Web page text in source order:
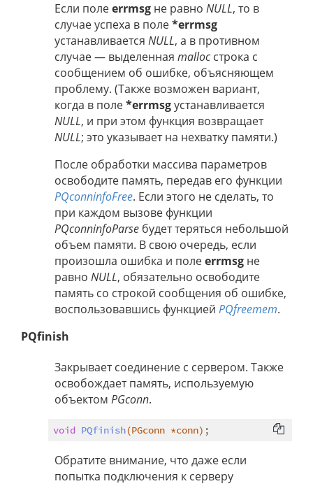
Если полеerrmsg не равно NULL, то в
случае успеха в поле*errmsg
устанавливается NULL, а в противном
случае — выделенная mallocстрока с
сообщением об ошибке, объясняющем
проблему. (Также возможен вариант,
когда в поле*errmsgустанавливается
NULL, и при этом функция возвращает
NULL; это указывает на нехватку памяти.)
После обработки массива параметров
освободите память, передав его функции
PQconninfoFree. Если этого не сделать, то
при каждом вызове функции
PQconninfoParse будет теряться небольшой
объем памяти. В свою очередь, если
произошла ошибка и полеerrmsg не
равно NULL, обязательно освободите
память со строкой сообщения об ошибке,
воспользовавшись функцией PQfreemem.
PQfinish
Закрывает соединение с сервером. Также
освобождает память, используемую
объектом PGconn.
void PQfinish(PGconn *conn)
Обратите внимание, что даже если
попытка подключения к серверу